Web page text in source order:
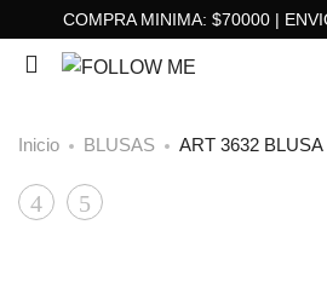
COMPRA MINIMA: $70000 |
Inicio BLUSAS ART 3632 BLUSA
ARTART